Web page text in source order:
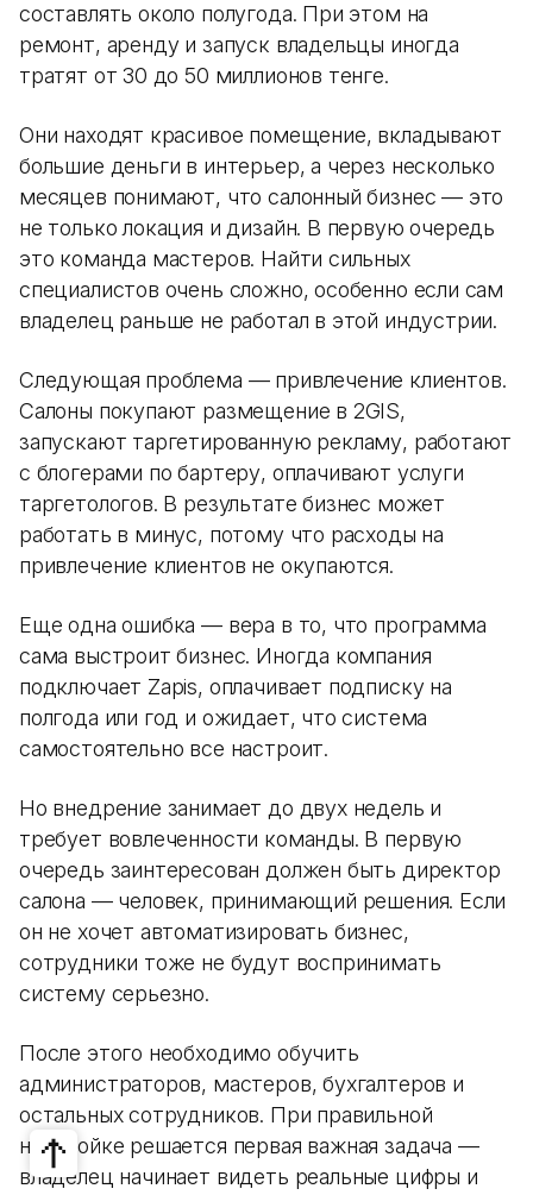
составлять около полугода. При этом на
ремонт, аренду и запуск владельцы иногда
тратят от 30 до 50 миллионов тенге.
Они находят красивое помещение, вкладывают
большие деньги в интерьер, а через несколько
месяцев понимают, что салонный бизнес — это
не только локация и дизайн. В первую очередь
это команда мастеров. Найти сильных
специалистов очень сложно, особенно если сам
владелец раньше не работал в этой индустрии.
Следующая проблема — привлечение клиентов.
Салоны покупают размещение в 2GIS,
запускают таргетированную рекламу, работают
с блогерами по бартеру, оплачивают услуги
таргетологов. В результате бизнес может
работать в минус, потому что расходы на
привлечение клиентов не окупаются.
Еще одна ошибка — вера в то, что программа
сама выстроит бизнес. Иногда компания
подключает Zapis, оплачивает подписку на
полгода или год и ожидает, что система
самостоятельно все настроит.
Но внедрение занимает до двух недель и
требует вовлеченности команды. В первую
очередь заинтересован должен быть директор
салона — человек, принимающий решения. Если
он не хочет автоматизировать бизнес,
сотрудники тоже не будут воспринимать
систему серьезно.
После этого необходимо обучить
администраторов, мастеров, бухгалтеров и
остальных сотрудников. При правильной
настройке решается первая важная задача —
владелец начинает видеть реальные цифры и